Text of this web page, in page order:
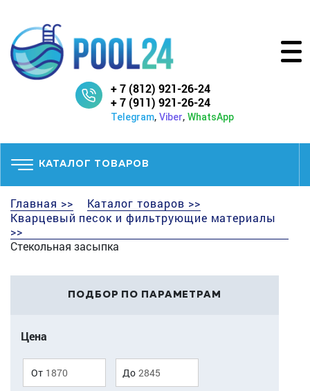
+ 7 (812) 921-26-24
+ 7 (911) 921-26-24
Telegram, Viber, WhatsApp
КАТАЛОГ ТОВАРОВ
Главная >>
Каталог товаров >>
Кварцевый песок и фильтрующие материалы
>>
Стекольная засыпка
ПОДБОР ПО ПАРАМЕТРАМ
Цена
От До